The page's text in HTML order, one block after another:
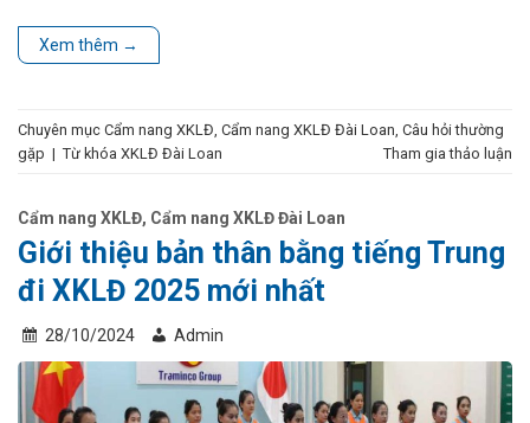
Xem thêm →
Chuyên mục Cẩm nang XKLĐ Cẩm nang XKLĐ Đài Loan Câu hỏi thường
gặp | Từ khóa XKLĐ Đài Loan Tham gia thảo luận
Cẩm nang XKLĐ, Cẩm nang XKLĐ Đài Loan
Giới thiệu bản thân bằng tiếng Trung
đi XKLĐ 2025 mới nhất
28/10/2024 Admin